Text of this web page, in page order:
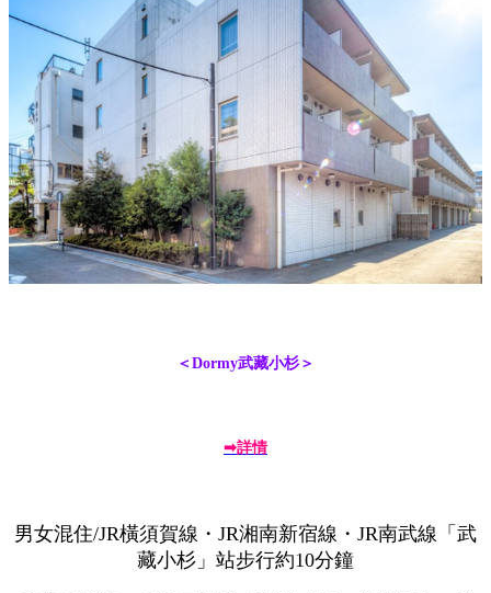
＜Dormy武藏小杉＞
➡詳情
男女混住/JR橫須賀線・JR湘南新宿線・JR南武線「武
藏小杉」站步行約10分鐘